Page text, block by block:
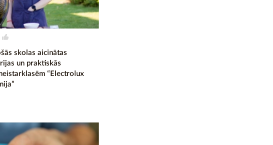
skolas aicinātas
un praktiskās
“Electrolux